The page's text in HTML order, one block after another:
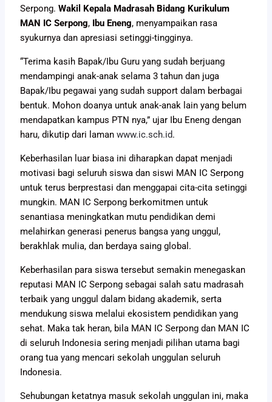
Serpong.Wakil Kepala Madrasah Bidang Kurikulum
MAN IC Serpong, Ibu Eneng, menyampaikan rasa
syukurnya dan apresiasi setinggi-tingginya.
“Terima kasih Bapak/Ibu Guru yang sudah berjuang
mendampingi anak-anak selama 3 tahun dan juga
Bapak/Ibu pegawai yang sudah support dalam berbagai
bentuk. Mohon doanya untuk anak-anak lain yang belum
mendapatkan kampus PTN nya,” ujar Ibu Eneng dengan
haru, dikutip dari lamanwww.ic.sch.id.
Keberhasilan luar biasa ini diharapkan dapat menjadi
motivasi bagi seluruh siswa dan siswi MAN IC Serpong
untuk terus berprestasi dan menggapai cita-cita setinggi
mungkin. MAN IC Serpong berkomitmen untuk
senantiasa meningkatkan mutu pendidikan demi
melahirkan generasi penerus bangsa yang unggul,
berakhlak mulia, dan berdaya saing global.
Keberhasilan para siswa tersebut semakin menegaskan
reputasi MAN IC Serpong sebagai salah satu madrasah
terbaik yang unggul dalam bidang akademik, serta
mendukung siswa melalui ekosistem pendidikan yang
sehat. Maka tak heran, bila MAN IC Serpong dan MAN IC
di seluruh Indonesia sering menjadi pilihan utama bagi
orang tua yang mencari sekolah unggulan seluruh
Indonesia.
Sehubungan ketatnya masuk sekolah unggulan ini, maka